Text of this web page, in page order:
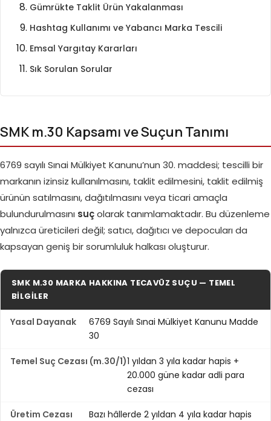
Gümrükte Taklit Ürün Yakalanması
Hashtag Kullanımı ve Yabancı Marka Tescili
Emsal Yargıtay Kararları
Sık Sorulan Sorular
SMK m.30 Kapsamı ve Suçun Tanımı
6769 sayılı Sınai Mülkiyet Kanunu’nun 30. maddesi; tescilli bir
markanın izinsiz kullanılmasını, taklit edilmesini, taklit edilmiş
ürünün satılmasını, dağıtılmasını veya ticari amaçla
bulundurulmasını suçolarak tanımlamaktadır. Bu düzenleme
yalnızca üreticileri değil; satıcı, dağıtıcı ve depocuları da
kapsayan geniş bir sorumluluk halkası oluşturur.
SMK M.30 MARKA HAKKINA TECAVÜZ SUÇU — TEMEL
BILGILER
Yasal Dayanak
6769 Sayılı Sınai Mülkiyet Kanunu Madde
30
Temel Suç Cezası (m.30/1)1 yıldan 3 yıla kadar hapis +
20.000 güne kadar adli para
cezası
Üretim Cezası
Bazı hâllerde 2 yıldan 4 yıla kadar hapis